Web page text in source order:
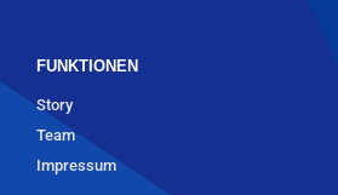
FUNKTIONEN
Story
Team
Impressum